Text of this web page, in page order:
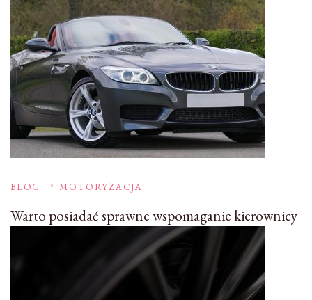
BLOG MOTORYZACJA
Warto posiadać sprawne wspomaganie kierownicy